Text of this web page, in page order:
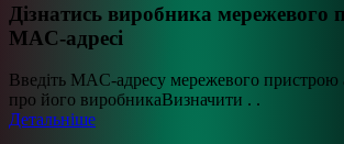
Дізнатись виробника мережевого
MAC-адресі
Введіть MAC-адресу мережевого пристрою
про його виробникаВизначити . .
Детальніше